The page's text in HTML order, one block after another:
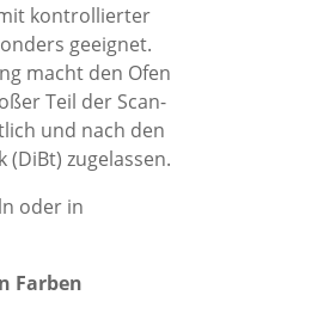
kontrollierter
geeignet.
macht den Ofen
Teil der Scan-
und nach den
zugelassen.
oder in
Farben